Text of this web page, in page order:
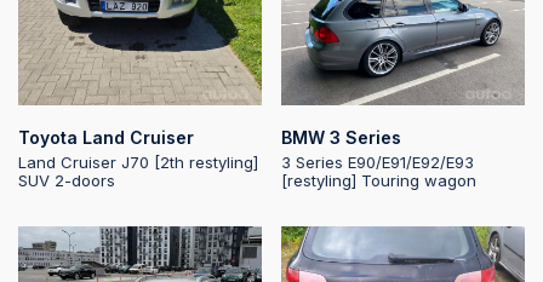
2026-05-15 20:09:35
2026-05-15 20:09:32
2026-05-15 20:09:32
Toyota Land Cruiser
Land Cruiser J70 [2th restyling]
SUV 2-doors
BMW 3 Series
3 Series E90/E91/E92/E93
[restyling] Touring wagon